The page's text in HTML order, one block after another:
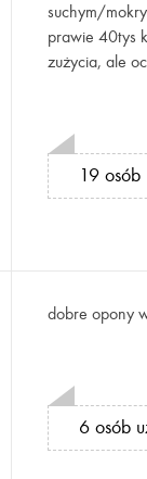
suchym/
prawie 40tys
zużycia, ale
19 osób
dobre opony
6 osób